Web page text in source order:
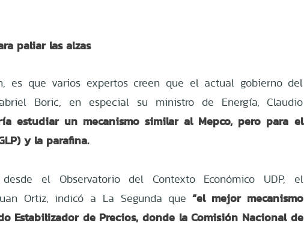
paliar las alzas
es que varios expertos creen que el actual gobierno del
Boric, en especial su ministro de Energía, Claudio
estudiar un mecanismo similar al Mepco, pero para el
y la parafina.
el Observatorio del Contexto Económico UDP, el
Ortiz, indicó a La Segunda que “el mejor mecanismo
Estabilizador de Precios, donde la Comisión Nacional de